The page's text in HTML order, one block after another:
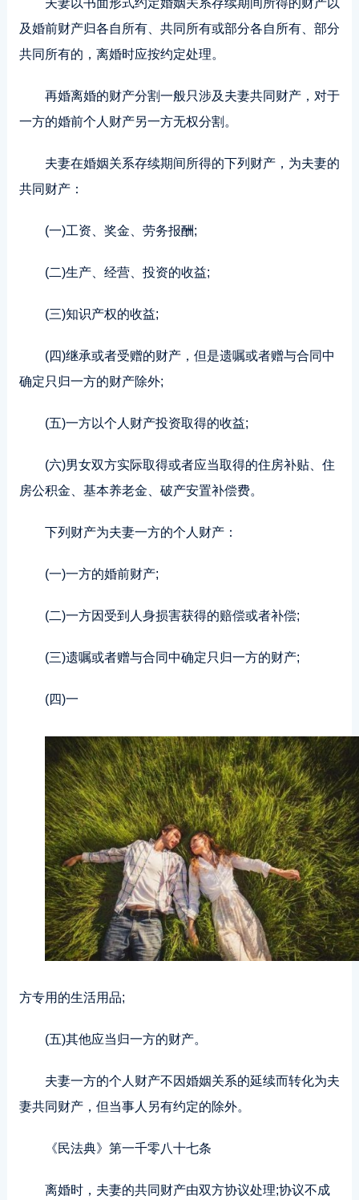
夫妻以书面形式约定婚姻关系存续期间所得的财产以
及婚前财产归各自所有、共同所有或部分各自所有、部分
共同所有的，离婚时应按约定处理。
再婚离婚的财产分割一般只涉及夫妻共同财产，对于
一方的婚前个人财产另一方无权分割。
夫妻在婚姻关系存续期间所得的下列财产，为夫妻的
共同财产：
(一)工资、奖金、劳务报酬;
(二)生产、经营、投资的收益;
(三)知识产权的收益;
(四)继承或者受赠的财产，但是遗嘱或者赠与合同中
确定只归一方的财产除外;
(五)一方以个人财产投资取得的收益;
(六)男女双方实际取得或者应当取得的住房补贴、住
房公积金、基本养老金、破产安置补偿费。
下列财产为夫妻一方的个人财产：
(一)一方的婚前财产;
(二)一方因受到人身损害获得的赔偿或者补偿;
(三)遗嘱或者赠与合同中确定只归一方的财产;
(四)一
方专用的生活用品;
(五)其他应当归一方的财产。
夫妻一方的个人财产不因婚姻关系的延续而转化为夫
妻共同财产，但当事人另有约定的除外。
《民法典》第一千零八十七条
离婚时，夫妻的共同财产由双方协议处理;协议不成